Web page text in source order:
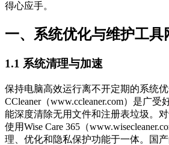
得心应手。
一、系统优化与维护工具
1.1 系统清理与加速
保持电脑高效运行离不开定期的系统优
CCleaner（www.ccleaner.com）是广受
能深度清除无用文件和注册表垃圾。
使用Wise Care 365（
理、优化和隐私保护功能于一体。国